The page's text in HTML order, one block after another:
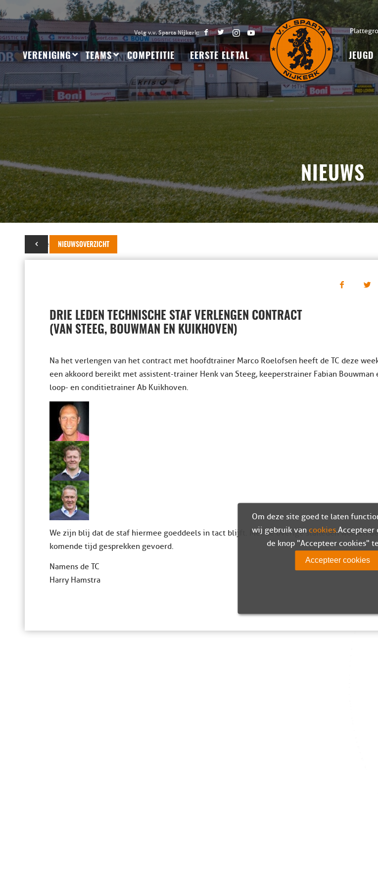
VERENIGING TEAMS COMPETITIE EERSTE ELFTAL JEUGD
NIEUWS
NIEUWSOVERZICHT
24 december 2016
DRIE LEDEN TECHNISCHE STAF VERLENGEN CONTRACT
(VAN STEEG, BOUWMAN EN KUIKHOVEN)
Na het verlengen van het contract met hoofdtrainer Marco Roelofsen heeft de TC deze
een akkoord bereikt met assistent-trainer Henk van Steeg, keeperstrainer Fabian Bouwman
loop- en conditietrainer Ab Kuikhoven.
We zijn blij dat de staf hiermee goeddeels in tact blijft. Met de overige stafleden worden de
komende tijd gesprekken gevoerd.
Namens de TC
Harry Hamstra
Om deze site goed te laten
wij gebruik van cookies.
de knop "Accepteer cookies"
Accepteer cookies